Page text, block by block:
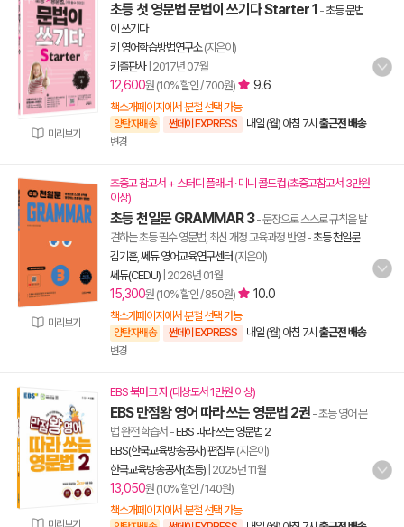
미리보기
초등 첫 영문법 문법이 쓰기다 Starter 1 -초등 문법
이 쓰기다
키 영어학습방법연구소(지은이)
키출판사| 2017년 07월
12,600원 (10% 할인 / 700원) 9.6
책소개페이지에서 분철 선택 가능
양탄자배송 썬데이 EXPRESS 내일 (월) 아침 7시 출근전 배송
변경
미리보기
초중고 참고서 + 스터디 플래너 · 미니 콜드컵 (초중고참고서 3만원
이상)
초등 천일문 GRAMMAR 3- 문장으로 스스로 규칙을 발
견하는 초등 필수 영문법, 최신 개정 교육과정 반영-초등 천일문
김기훈, 쎄듀 영어교육연구센터 (지은이)
쎄듀(CEDU) 2026년 01월
15,300원 (10% 할인 / 850원) 10.0
책소개페이지에서 분철 선택 가능
양탄자배송 썬데이 EXPRESS 내일 (월) 아침 7시 출근전 배송
변경
미리보기
EBS 북마크 자 (대상도서 1만원 이상)
EBS 만점왕 영어 따라 쓰는 영문법 2권 - 초등 영어 문
법 완전 학습서 -EBS 따라 쓰는 영문법 2
EBS(한국교육방송공사) 편집부(지은이)
한국교육방송공사(초등) 2025년 11월
13,050원 (10% 할인 / 140원)
책소개페이지에서 분철 선택 가능